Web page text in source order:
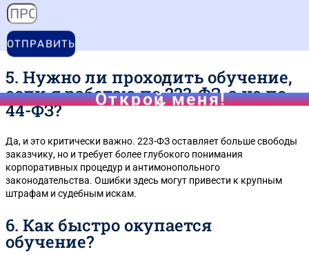
практикующие специалисты), есть ли в программе разбор
реальных кейсов и предусмотрена ли поддержка после
обучения. Лицензия на образовательную деятельность —
обязательное условие.
5. Нужно ли проходить обучение,
если я работаю по 223-ФЗ, а не по
44-ФЗ?
Да, и это критически важно. 223-ФЗ оставляет больше свободы
заказчику, но и требует более глубокого понимания
корпоративных процедур и антимонопольного
законодательства. Ошибки здесь могут привести к крупным
штрафам и судебным искам.
6. Как быстро окупается
обучение?
ОТПРАВИТЬ
Открой меня!